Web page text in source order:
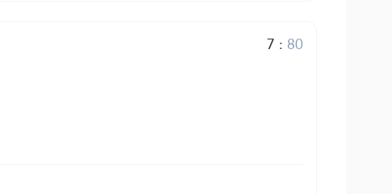
7 : 80